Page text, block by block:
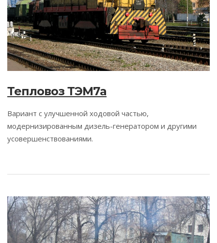
Тепловоз ТЭМ7a
Вариант с улучшенной ходовой частью,
модернизированным дизель-генератором и другими
усовершенствованиями.